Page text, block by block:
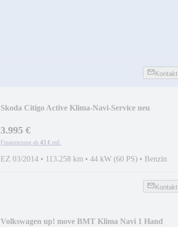
Kontakt
Skoda Citigo Active Klima-Navi-Service neu
3.995 €
Finanzierung ab 43 € mtl.
EZ 03/2014 • 113.258 km • 44 kW (60 PS) • Benzin
Kontakt
Volkswagen up! move BMT Klima Navi 1 Hand